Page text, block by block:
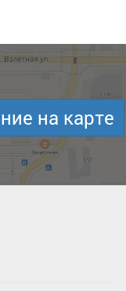
на карте